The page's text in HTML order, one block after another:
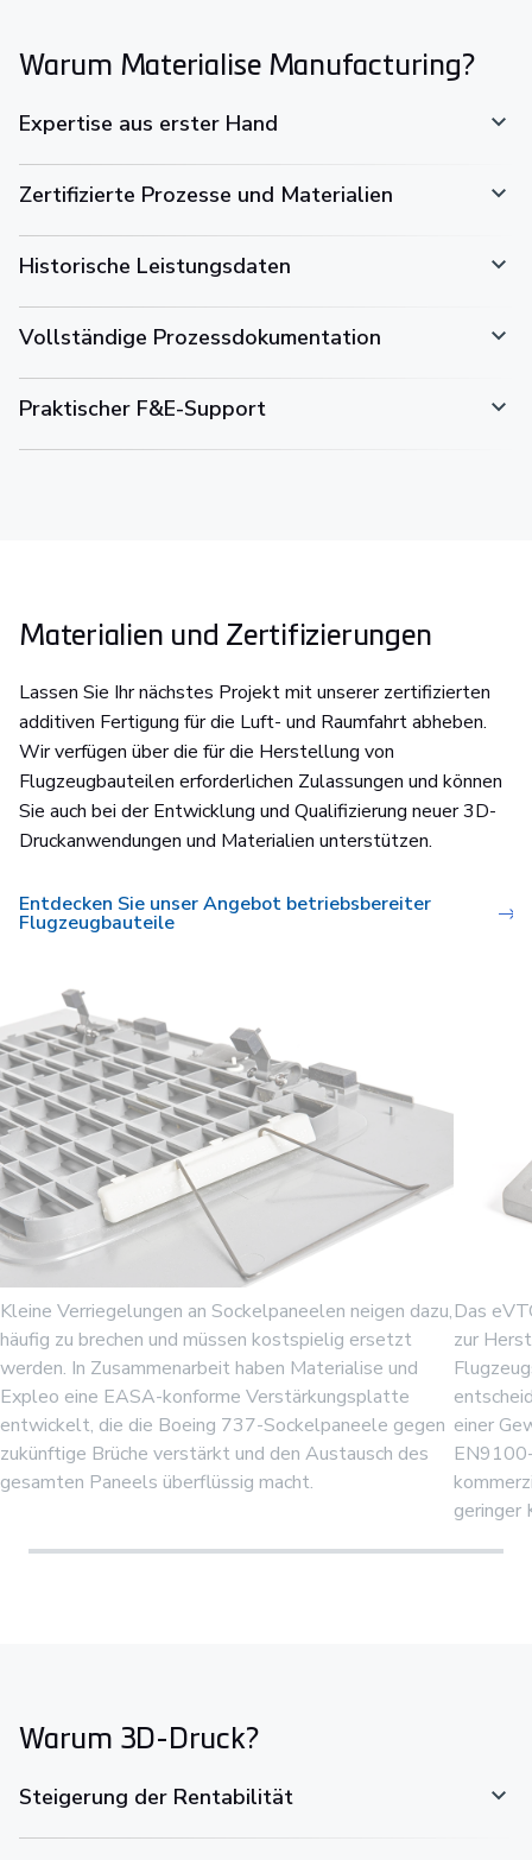
Warum Materialise Manufacturing?
Expertise aus erster Hand
Zertifizierte Prozesse und Materialien
Historische Leistungsdaten
Vollständige Prozessdokumentation
Praktischer F&E-Support
Materialien und Zertifizierungen
Lassen Sie Ihr nächstes Projekt mit unserer zertifizierten
additiven Fertigung für die Luft- und Raumfahrt abheben.
Wir verfügen über die für die Herstellung von
Flugzeugbauteilen erforderlichen Zulassungen und können
Sie auch bei der Entwicklung und Qualifizierung neuer 3D-
Druckanwendungen und Materialien unterstützen.
Entdecken Sie unser Angebot betriebsbereiter
Flugzeugbauteile
Kleine Verriegelungen an Sockelpaneelen neigen dazu,
häufig zu brechen und müssen kostspielig ersetzt
werden. In Zusammenarbeit haben Materialise und
Expleo eine EASA-konforme Verstärkungsplatte
entwickelt, die die Boeing 737-Sockelpaneele gegen
zukünftige Brüche verstärkt und den Austausch des
gesamten Paneels überflüssig macht.
Das
zur
einer
geringer
Warum 3D-Druck?
Steigerung der Rentabilität